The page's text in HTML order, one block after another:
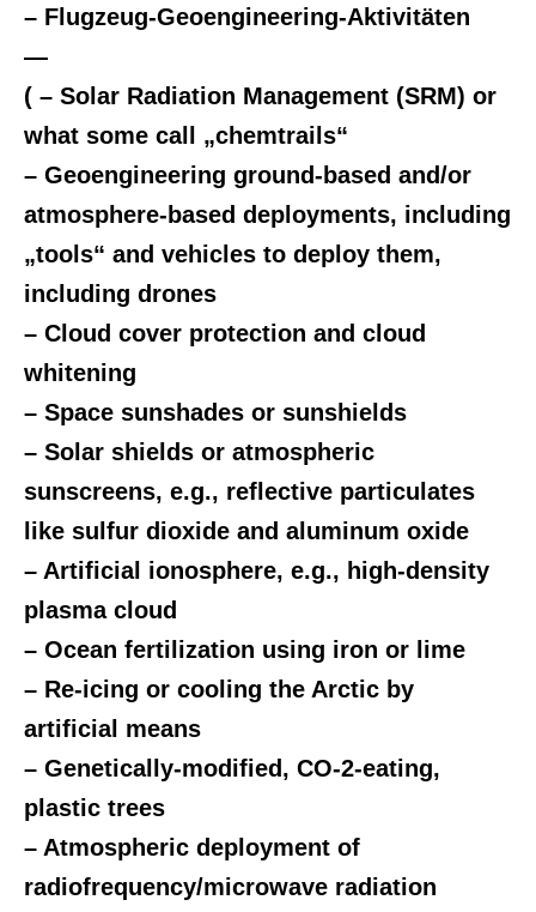
– Flugzeug-Geoengineering-Aktivitäten
—
( – Solar Radiation Management (SRM) or
what some call „chemtrails“
– Geoengineering ground-based and/or
atmosphere-based deployments, including
„tools“ and vehicles to deploy them,
including drones
– Cloud cover protection and cloud
whitening
– Space sunshades or sunshields
– Solar shields or atmospheric
sunscreens, e.g., reflective particulates
like sulfur dioxide and aluminum oxide
– Artificial ionosphere, e.g., high-density
plasma cloud
– Ocean fertilization using iron or lime
– Re-icing or cooling the Arctic by
artificial means
– Genetically-modified, CO-2-eating,
plastic trees
– Atmospheric deployment of
radiofrequency/microwave radiation